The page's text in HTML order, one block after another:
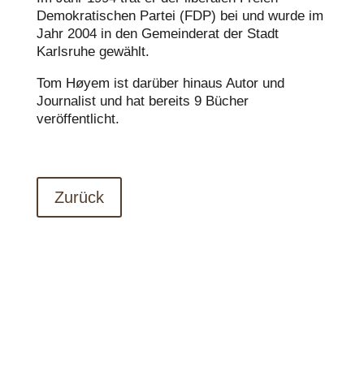
Demokratischen Partei (FDP) bei und wurde im
Jahr 2004 in den Gemeinderat der Stadt
Karlsruhe gewählt.
Tom Høyem ist darüber hinaus Autor und
Journalist und hat bereits 9 Bücher
veröffentlicht.
Zurück